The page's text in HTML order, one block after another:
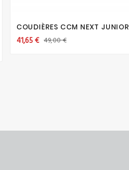
COUDIÈRES CCM NEXT JUNIOR
41,65 € 49,00 €